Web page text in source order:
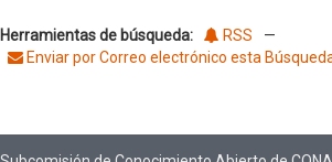
Herramientas de búsqueda: RSS
—
Enviar por Correo electrónico esta